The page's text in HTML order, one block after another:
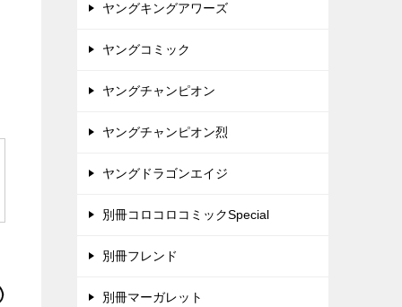
ヤングキングアワーズ
ヤングコミック
ヤングチャンピオン
ヤングチャンピオン烈
ヤングドラゴンエイジ
別冊コロコロコミックSpecial
別冊フレンド
別冊マーガレット